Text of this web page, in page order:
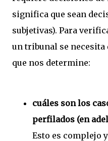
significa que sean
subjetivas). Para
un tribunal se
que nos determine:
cuáles son los
perfilados (en
Esto es complejo